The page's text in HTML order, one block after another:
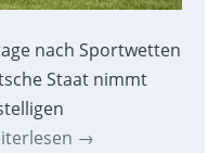
nach Sportwetten
Staat nimmt
→